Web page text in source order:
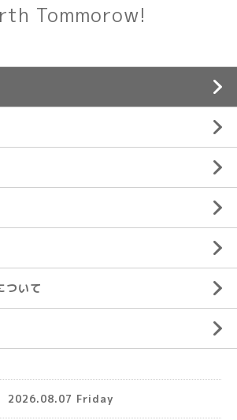
Tommorow!
ついて
2026.08.07 Friday